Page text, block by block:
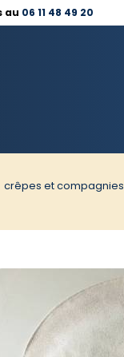
crêpes et compagnies
au 06 11 48 49 20